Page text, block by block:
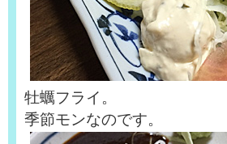
牡蠣フライ。
季節モンなのです。